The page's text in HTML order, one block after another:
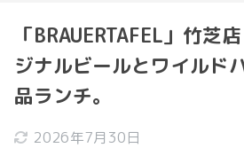
「BRAUERTAFEL」竹芝
ジナルビールとワイルド
品ランチ。
2026年7月30日